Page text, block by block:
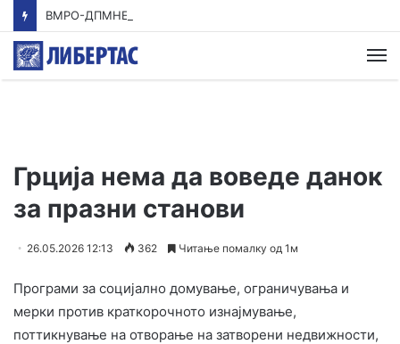
Грција нема да воведе данок
за празни станови
26.05.2026 12:13 362 Читање помалку од 1м
Програми за социјално домување, ограничувања и
мерки против краткорочното изнајмување,
поттикнување на отворање на затворени недвижности,